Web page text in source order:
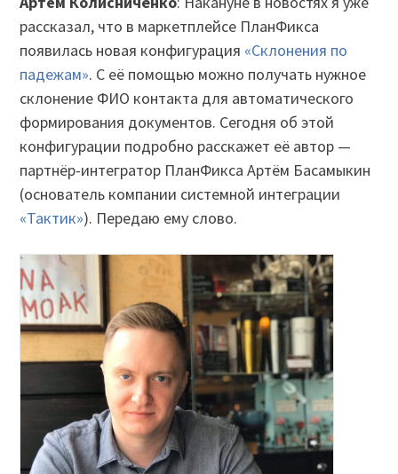
рассказал, что в маркетплейсе ПланФикса
появилась новая конфигурация «Склонения по
падежам». С её помощью можно получать нужное
склонение ФИО контакта для автоматического
формирования документов. Сегодня об этой
конфигурации подробно расскажет её автор —
партнёр-интегратор ПланФикса Артём Басамыкин
(основатель компании системной интеграции
«Тактик»). Передаю ему слово.